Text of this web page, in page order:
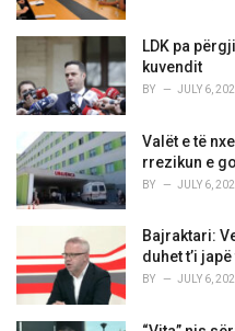
LDK pa
kuvendit
BY JULY 6,
Valët e të
rrezikun e
BY JULY 6,
Bajraktari:
duhet t’i
BY JULY 6,